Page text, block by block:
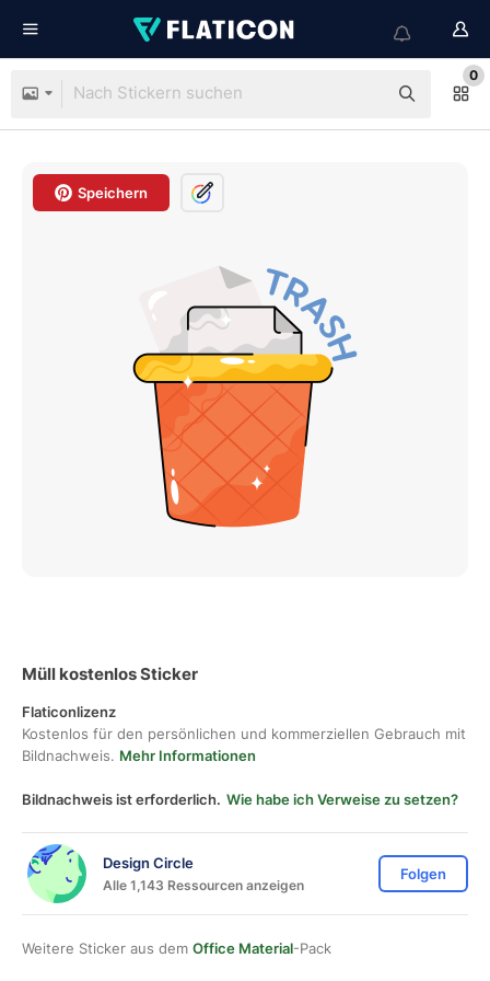
0
Speichern
Müll kostenlos Sticker
Flaticonlizenz
Kostenlos für den persönlichen und kommerziellen Gebrauch mit
Bildnachweis. Mehr Informationen
Bildnachweis ist erforderlich. Wie habe ich Verweise zu setzen?
Design Circle
Alle 1,143 Ressourcen anzeigen
Folgen
Weitere Sticker aus dem Office Material-Pack